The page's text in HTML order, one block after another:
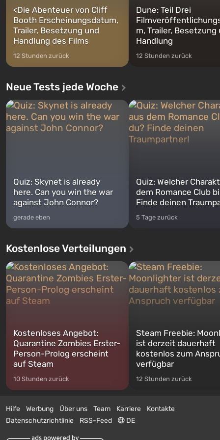
<Die Abenteuer von Cliff
Booth Erscheinungsdatum,
Trailer, Besetzung und
Handlung des Films
12 Stunden zurück
Dune: Teil Drei
m, Trailer, Besetzung
Handlung
12 Stunden zurück
Neue Tests jede Woche
Quiz: Skynet is already
here. Can you win the war
against John Connor?
gerade eben
Quiz: Welcher
dem Romance Club
Finde deinen
5 Tage zurück
Kostenlose Verteilungen
Kostenloses Angebot:
Quarantine Zombies Erster-
Person-Prolog erscheint
auf Steam
10 Stunden zurück
Steam Freebie:
ist derzeit dauerhaft
kostenlos zum
verfügbar
12 Stunden zurück
Hilfe Werbung Über uns Team Karriere
Kontakte
Datenschutzrichtlinie
RSS-Feed DE